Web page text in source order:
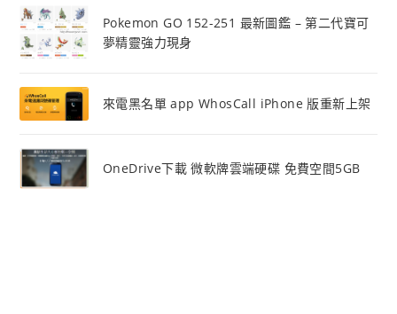
Pokemon GO 152-251 最新圖鑑 – 第二代寶可
夢精靈強力現身
來電黑名單 app WhosCall iPhone 版重新上架
OneDrive下載 微軟牌雲端硬碟 免費空間5GB